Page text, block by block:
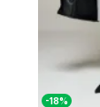
-18%